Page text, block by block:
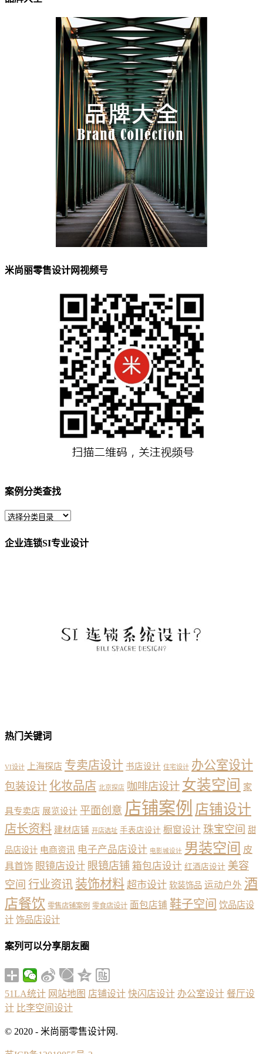
米尚丽零售设计网视频号
案例分类查找
企业连锁SI专业设计
热门关键词
VI设计 上海探店 专卖店设计 书店设计 住宅设计 办公室设计
包装设计 化妆品店 北京探店 咖啡店设计 女装空间 家
具专卖店 展览设计 平面创意 店铺案例 店铺设计
店长资料 建材店铺 开店选址 手表店设计 橱窗设计 珠宝空间 甜
品店设计 电商资讯 电子产品店设计 电影城设计 男装空间 皮
具首饰 眼镜店设计 眼镜店铺 箱包店设计 红酒店设计 美容
空间 行业资讯 装饰材料 超市设计 软装饰品 运动户外 酒
店餐饮 零售店铺案例 零食店设计 面包店铺 鞋子空间 饮品店设
计 饰品店设计
案列可以分享朋友圈
51LA统计 网站地图 店铺设计 快闪店设计 办公室设计 餐厅设
计 比李空间设计
© 2020 - 米尚丽零售设计网.